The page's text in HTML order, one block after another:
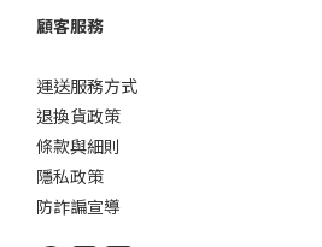
顧客服務
運送服務方式
退換貨政策
條款與細則
隱私政策
防詐諞宣導